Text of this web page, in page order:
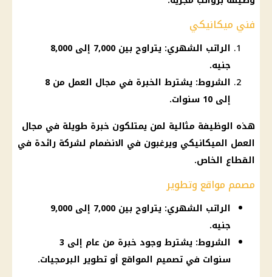
فني ميكانيكي
الراتب الشهري: يتراوح بين 7,000 إلى 8,000
جنيه.
الشروط: يشترط الخبرة في مجال العمل من 8
إلى 10 سنوات.
هذه الوظيفة مثالية لمن يمتلكون خبرة طويلة في مجال
العمل الميكانيكي ويرغبون في الانضمام لشركة رائدة في
القطاع الخاص.
مصمم مواقع وتطوير
الراتب الشهري: يتراوح بين 7,000 إلى 9,000
جنيه.
الشروط: يشترط وجود خبرة من عام إلى 3
سنوات في تصميم المواقع أو تطوير البرمجيات.